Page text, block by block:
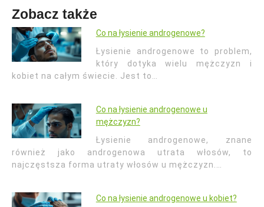
Zobacz także
Co na łysienie androgenowe?
Łysienie androgenowe to problem,
który dotyka wielu mężczyzn i
kobiet na całym świecie. Jest to…
Co na łysienie androgenowe u
mężczyzn?
Łysienie androgenowe, znane
również jako androgenowa utrata włosów, to
najczęstsza forma utraty włosów u mężczyzn.…
Co na łysienie androgenowe u kobiet?